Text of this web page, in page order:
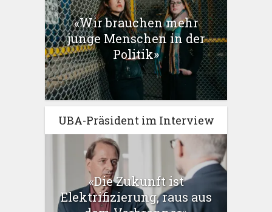
«Wir brauchen mehr
junge Menschen in der
Politik»
UBA-Präsident im Interview
«Die Zukunft ist
Elektrifizierung, raus aus